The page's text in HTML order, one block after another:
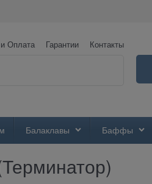
Оплата Гарантии Контакты
Балаклавы Баффы